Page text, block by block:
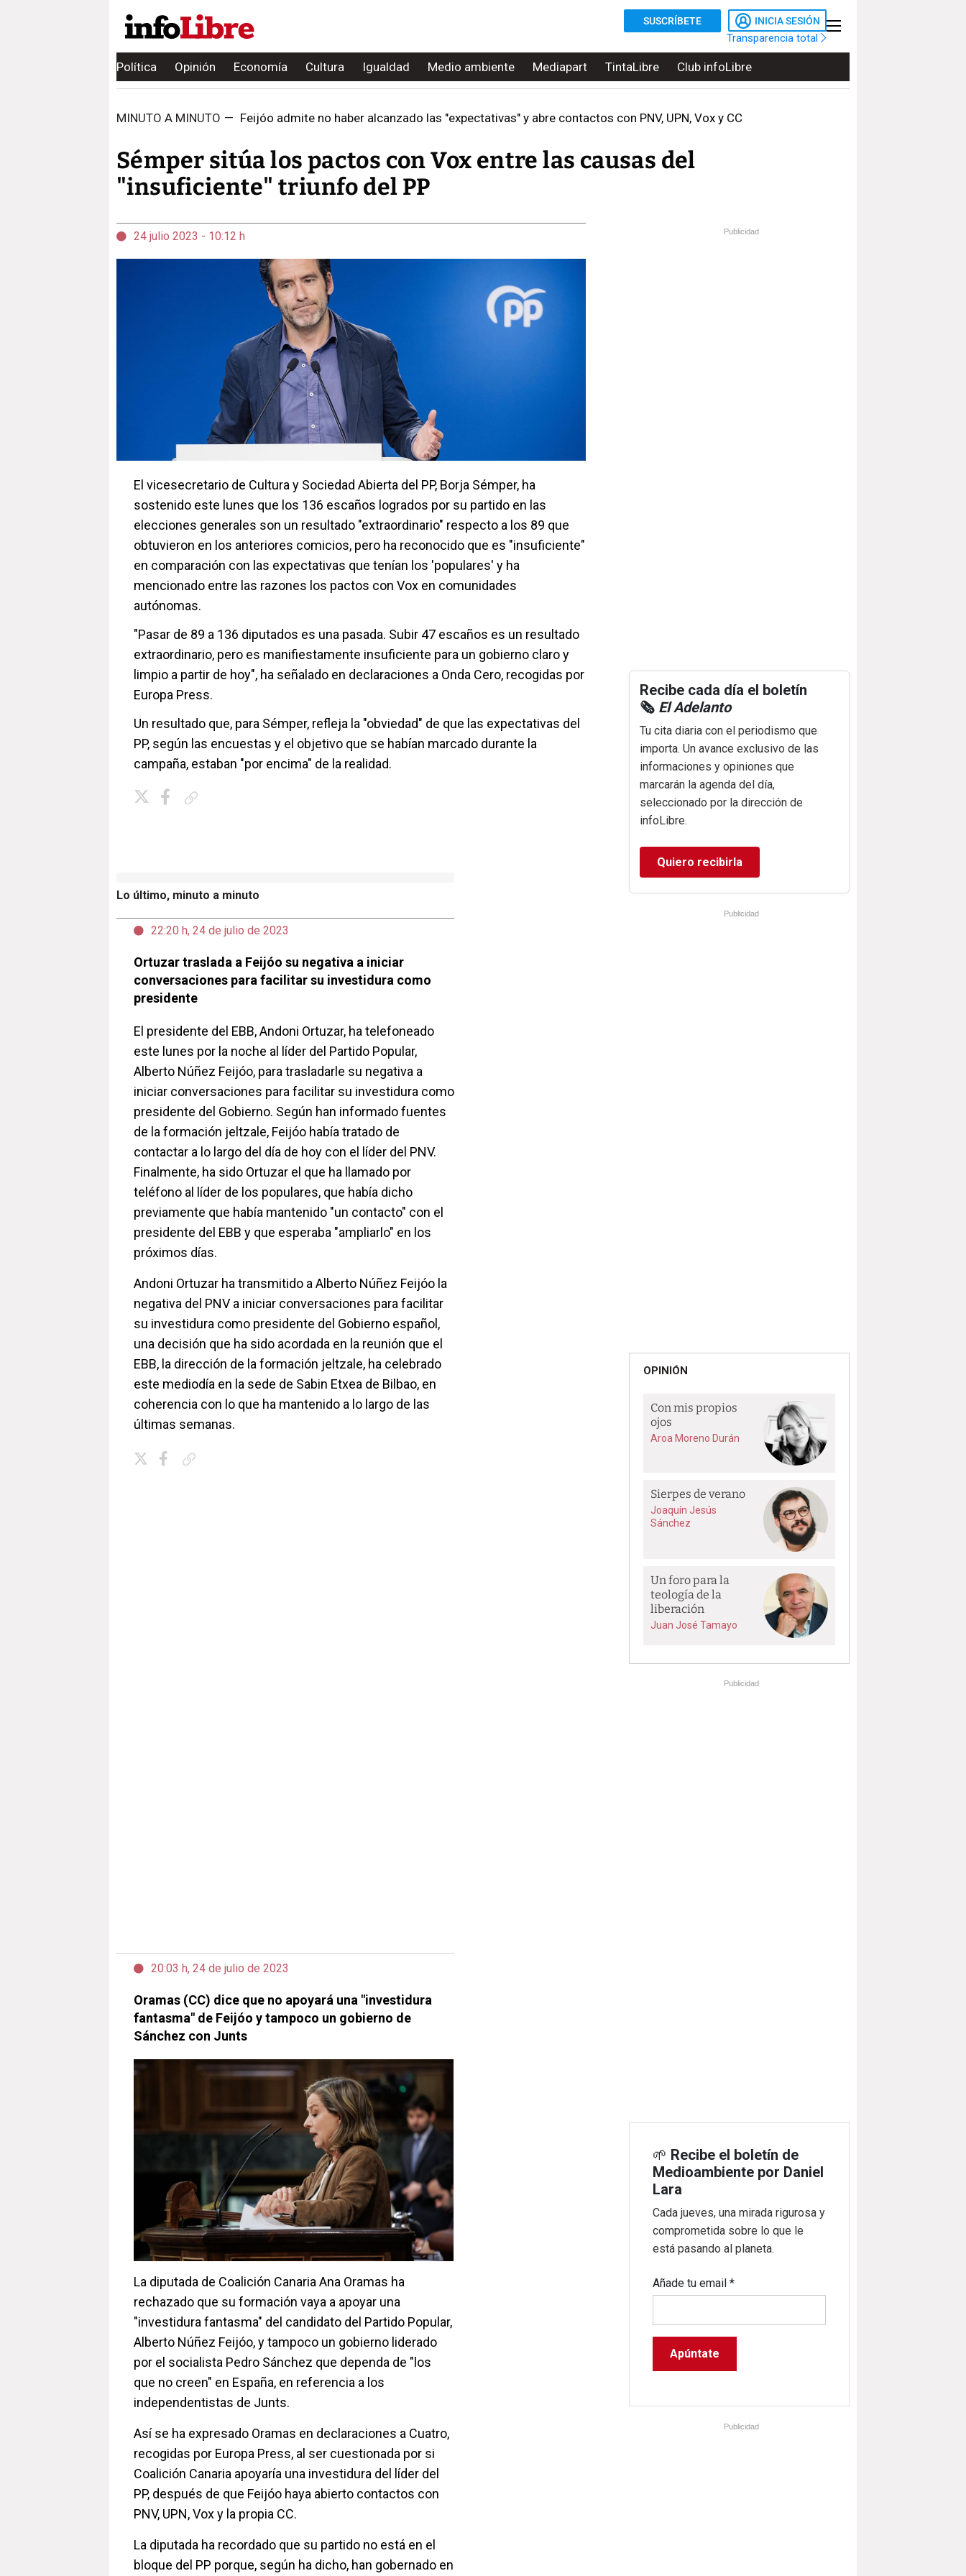
SUSCRÍBETE INICIA SESIÓN
Transparencia total
Política Opinión Economía Cultura Igualdad Medio ambiente Mediapart TintaLibre Club infoLibre
MINUTO A MINUTO — Feijóo admite no haber alcanzado las "expectativas" y abre contactos con PNV, UPN, Vox y CC
Sémper sitúa los pactos con Vox entre las causas del
"insuficiente" triunfo del PP
24 julio 2023 - 10:12 h
El vicesecretario de Cultura y Sociedad Abierta del PP, Borja Sémper, ha
sostenido este lunes que los 136 escaños logrados por su partido en las
elecciones generales son un resultado "extraordinario" respecto a los 89 que
obtuvieron en los anteriores comicios, pero ha reconocido que es "insuficiente"
en comparación con las expectativas que tenían los 'populares' y ha
mencionado entre las razones los pactos con Vox en comunidades
autónomas.
"Pasar de 89 a 136 diputados es una pasada. Subir 47 escaños es un resultado
extraordinario, pero es manifiestamente insuficiente para un gobierno claro y
limpio a partir de hoy", ha señalado en declaraciones a Onda Cero, recogidas por
Europa Press.
Un resultado que, para Sémper, refleja la "obviedad" de que las expectativas del
PP, según las encuestas y el objetivo que se habían marcado durante la
campaña, estaban "por encima" de la realidad.
Lo último, minuto a minuto
22:20 h, 24 de julio de 2023
Ortuzar traslada a Feijóo su negativa a iniciar
conversaciones para facilitar su investidura como
presidente
El presidente del EBB, Andoni Ortuzar, ha telefoneado
este lunes por la noche al líder del Partido Popular,
Alberto Núñez Feijóo, para trasladarle su negativa a
iniciar conversaciones para facilitar su investidura como
presidente del Gobierno. Según han informado fuentes
de la formación jeltzale, Feijóo había tratado de
contactar a lo largo del día de hoy con el líder del PNV.
Finalmente, ha sido Ortuzar el que ha llamado por
teléfono al líder de los populares, que había dicho
previamente que había mantenido "un contacto" con el
presidente del EBB y que esperaba "ampliarlo" en los
próximos días.
Andoni Ortuzar ha transmitido a Alberto Núñez Feijóo la
negativa del PNV a iniciar conversaciones para facilitar
su investidura como presidente del Gobierno español,
una decisión que ha sido acordada en la reunión que el
EBB, la dirección de la formación jeltzale, ha celebrado
este mediodía en la sede de Sabin Etxea de Bilbao, en
coherencia con lo que ha mantenido a lo largo de las
últimas semanas.
20:03 h, 24 de julio de 2023
Oramas (CC) dice que no apoyará una "investidura
fantasma" de Feijóo y tampoco un gobierno de
Sánchez con Junts
La diputada de Coalición Canaria Ana Oramas ha
rechazado que su formación vaya a apoyar una
"investidura fantasma" del candidato del Partido Popular,
Alberto Núñez Feijóo, y tampoco un gobierno liderado
por el socialista Pedro Sánchez que dependa de "los
que no creen" en España, en referencia a los
independentistas de Junts.
Así se ha expresado Oramas en declaraciones a Cuatro,
recogidas por Europa Press, al ser cuestionada por si
Coalición Canaria apoyaría una investidura del líder del
PP, después de que Feijóo haya abierto contactos con
PNV, UPN, Vox y la propia CC.
La diputada ha recordado que su partido no está en el
bloque del PP porque, según ha dicho, han gobernado en
Publicidad
Recibe cada día el boletín
🗞️ El Adelanto
Tu cita diaria con el periodismo que
importa. Un avance exclusivo de las
informaciones y opiniones que
marcarán la agenda del día,
seleccionado por la dirección de
infoLibre.
Quiero recibirla
Publicidad
OPINIÓN
Con mis propios
ojos
Aroa Moreno Durán
Sierpes de verano
Joaquín Jesús
Sánchez
Un foro para la
teología de la
liberación
Juan José Tamayo
Publicidad
🌱 Recibe el boletín de
Medioambiente por Daniel
Lara
Cada jueves, una mirada rigurosa y
comprometida sobre lo que le
está pasando al planeta.
Añade tu email*
Publicidad